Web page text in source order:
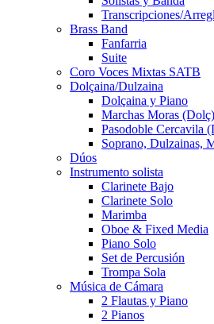
Transcripciones/
Brass Band
Fanfarria
Suite
Coro Voces Mixtas SATB
Dolçaina/Dulzaina
Dolçaina y Piano
Marchas Moras (Dolç)
Pasodoble Cercavila
Soprano, Dulzainas,
Dúos
Instrumento solista
Clarinete Bajo
Clarinete Solo
Marimba
Oboe & Fixed Media
Piano Solo
Set de Percusión
Trompa Sola
Música de Cámara
2 Flautas y Piano
2 Pianos